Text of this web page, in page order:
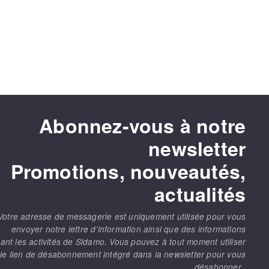
Abonnez-vous à notre
newsletter
Promotions, nouveautés,
actualités
adresse de messagerie est uniquement utilisée pour vous
envoyer notre lettre d’information ainsi que des informations
les activités de Sidamo. Vous pouvez à tout moment utiliser
le lien de désabonnement intégré dans la newsletter pour vous